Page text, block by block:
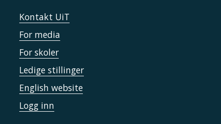
Kontakt UiT
For media
For skoler
Ledige stillinger
English website
Logg inn